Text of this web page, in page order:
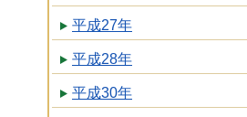
平成27年
平成28年
平成30年